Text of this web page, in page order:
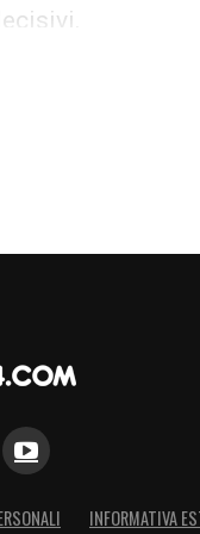
con
in
di colpi in
INFORMATIVA